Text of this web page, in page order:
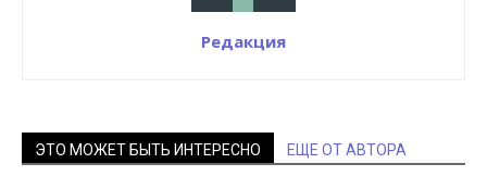
Редакция
ЭТО МОЖЕТ БЫТЬ ИНТЕРЕСНО ЕЩЕ ОТ АВТОРА